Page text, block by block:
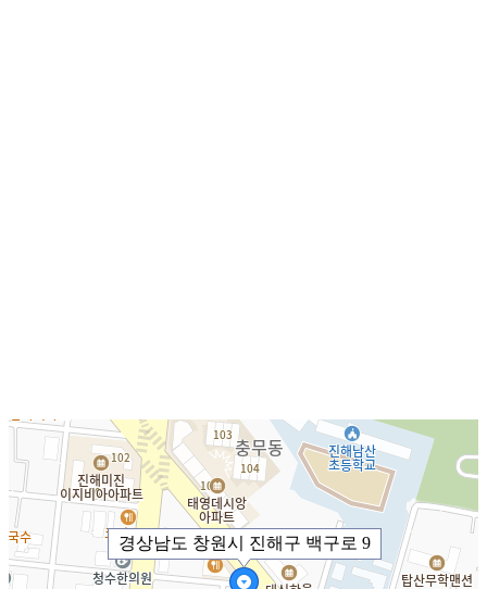
경상남도 창원시 진해구 백구로 9